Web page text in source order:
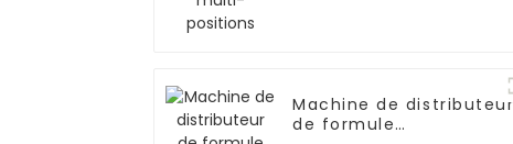
Machine de distributeur
de formule